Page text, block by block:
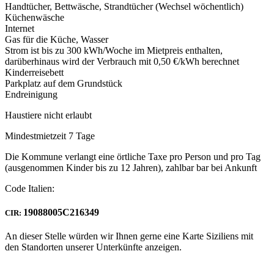
Handtücher, Bettwäsche, Strandtücher (Wechsel wöchentlich)
Küchenwäsche
Internet
Gas für die Küche, Wasser
Strom ist bis zu 300 kWh/Woche im Mietpreis enthalten,
darüberhinaus wird der Verbrauch mit 0,50 €/kWh berechnet
Kinderreisebett
Parkplatz auf dem Grundstück
Endreinigung
Haustiere nicht erlaubt
Mindestmietzeit 7 Tage
Die Kommune verlangt eine örtliche Taxe pro Person und pro Tag
(ausgenommen Kinder bis zu 12 Jahren), zahlbar bar bei Ankunft
Code Italien:
CIR: 19088005C216349
An dieser Stelle würden wir Ihnen gerne eine Karte Siziliens mit
den Standorten unserer Unterkünfte anzeigen.